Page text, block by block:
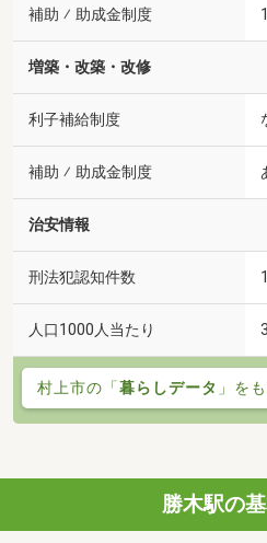
補助 ⁄ 助成金制度
増築・改築・改修
利子補給制度
補助 ⁄ 助成金制度
治安情報
刑法犯認知件数
人口1000人当たり
村上市の「暮らしデータ 」を
勝木駅の